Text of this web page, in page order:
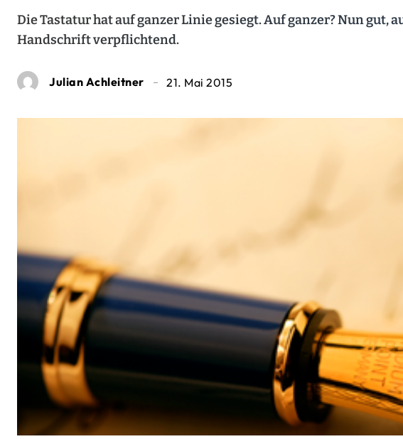
Die Tastatur hat auf ganzer Linie gesiegt. Auf ganzer? Nun gut,
Handschrift verpflichtend.
Julian Achleitner 21. Mai 2015